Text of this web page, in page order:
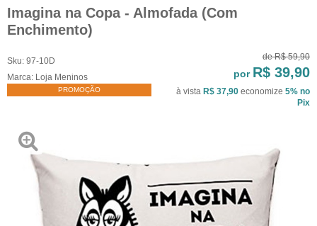
Imagina na Copa - Almofada (Com
Enchimento)
Sku: 97-10D
Marca: Loja Meninos
PROMOÇÃO
de R$ 59,90
por R$ 39,90
à vista R$ 37,90 economize 5% no
Pix